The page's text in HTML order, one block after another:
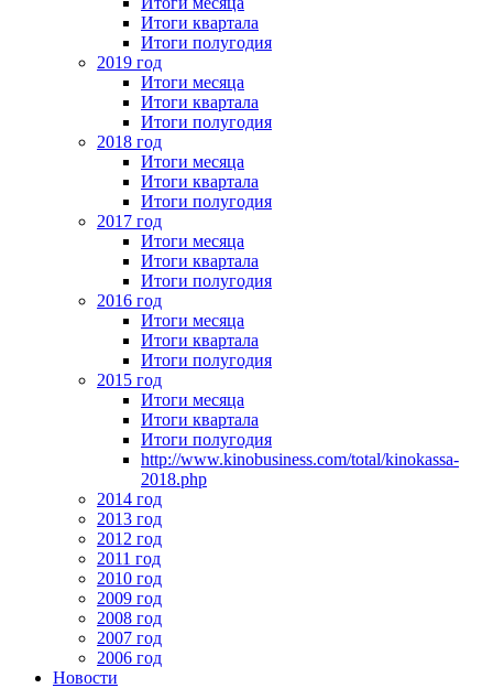
Итоги квартала
Итоги полугодия
2019 год
Итоги месяца
Итоги квартала
Итоги полугодия
2018 год
Итоги месяца
Итоги квартала
Итоги полугодия
2017 год
Итоги месяца
Итоги квартала
Итоги полугодия
2016 год
Итоги месяца
Итоги квартала
Итоги полугодия
2015 год
Итоги месяца
Итоги квартала
Итоги полугодия
http://www.kinobusiness.com/total/kinokassa-
2018.php
2014 год
2013 год
2012 год
2011 год
2010 год
2009 год
2008 год
2007 год
2006 год
Новости